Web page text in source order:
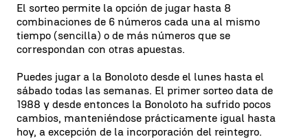
El sorteo permite la opción de jugar hasta 8
combinaciones de 6 números cada una al mismo
tiempo (sencilla) o de más números que se
correspondan con otras apuestas.
Puedes jugar a la Bonoloto desde el lunes hasta el
sábado todas las semanas. El primer sorteo data de
1988 y desde entonces la Bonoloto ha sufrido pocos
cambios, manteniéndose prácticamente igual hasta
hoy, a excepción de la incorporación del reintegro.